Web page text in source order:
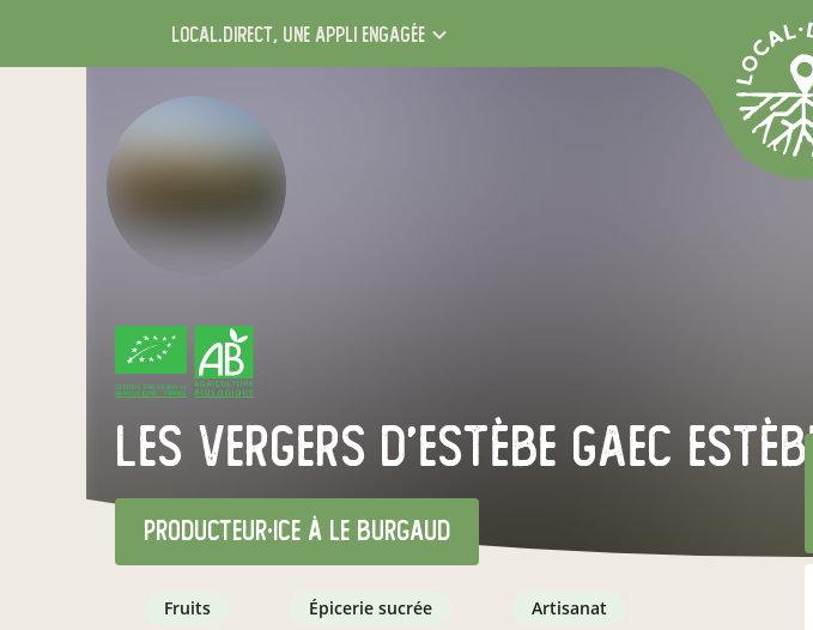
local.direct, une appli engagée
Les Vergers d'Estèbe Gaec
CERTIFIÉ PAR FR-BIO-16
AGRICULTURE FRANCE
producteur·ice à Le Burgaud
fruits épicerie sucrée
artisanat